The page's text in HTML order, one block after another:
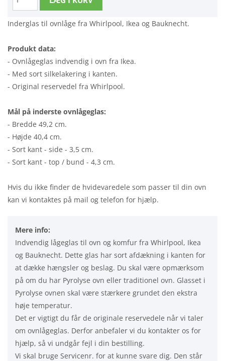
Inderglas til ovnlåge fra Whirlpool, Ikea og Bauknecht.
Produkt data:
- Ovnlågeglas indvendig i ovn fra Ikea.
- Med sort silkelakering i kanten.
- Original reservedel fra Whirlpool.
Mål på inderste ovnlågeglas:
- Bredde 49,2 cm.
- Højde 40,4 cm.
- Sort kant - side - 3,5 cm.
- Sort kant - top / bund - 4,3 cm.
Hvis du ikke finder de hvidevaredele som passer til din ovn
kan vi kontaktes på mail og telefon for hjælp.
Mere info:
Indvendig lågeglas til ovn og komfur fra Whirlpool, Ikea
og Bauknecht. Dette glas har sort afdækning i kanten for
at dække hængsler og beslag. Du skal være opmærksom
på om du har Pyrolyse ovn eller traditionel ovn. Glasset i
Pyrolyse ovnen skal være stærkere grundet den ekstra
høje temperatur.
Det er vigtigt du får de originale reservedele når vi taler
om ovnlågeglas. Derfor anbefaler vi du kontakter os for
hjælp, så vi undgår fejl i din bestilling.
Vi skal bruge Servicenr. for at kunne svare dig. Den står